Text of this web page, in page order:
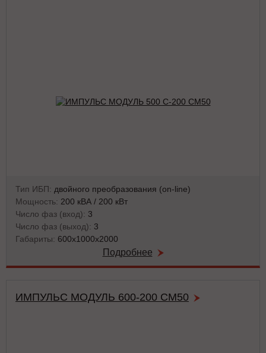
Тип ИБП: двойного преобразования (on-line)
Мощность: 200 кВА / 200 кВт
Число фаз (вход): 3
Число фаз (выход): 3
Габариты: 600х1000х2000
Подробнее
ИМПУЛЬС МОДУЛЬ 600-200 СМ50